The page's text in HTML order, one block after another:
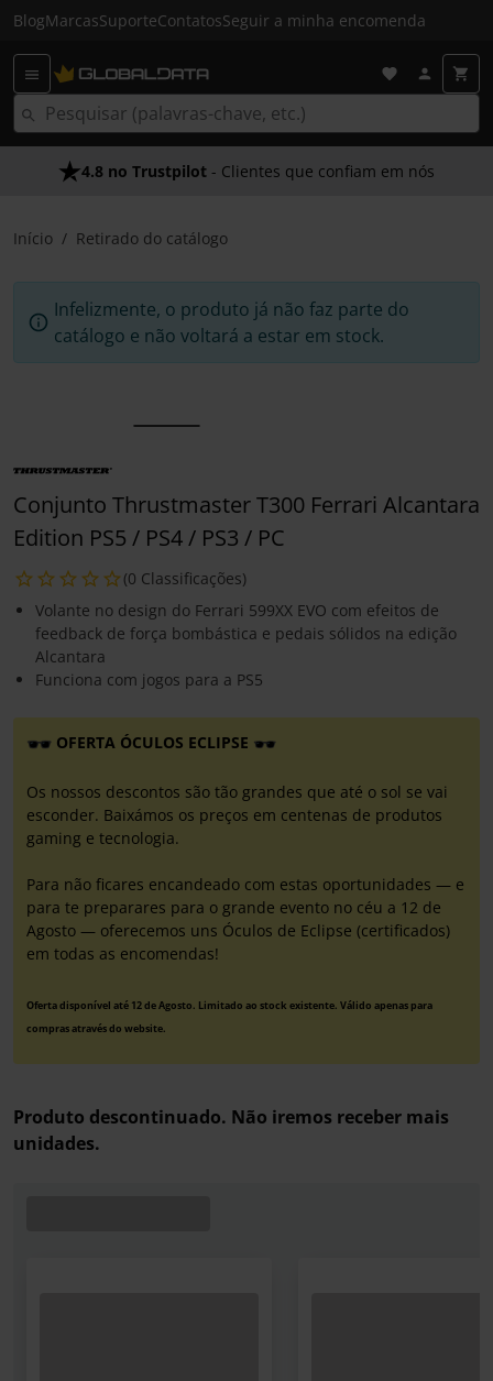
BlogMarcasSuporteContatosSeguir a minha encomenda
4.8 no Trustpilot - Clientes que confiam em nós
Início Retirado do catálogo
Infelizmente, o produto já não faz parte do
catálogo e não voltará a estar em stock.
Conjunto Thrustmaster T300 Ferrari Alcantara
Edition PS5 / PS4 / PS3 / PC
(0 Classificações)
Volante no design do Ferrari 599XX EVO com efeitos de
feedback de força bombástica e pedais sólidos na edição
Alcantara
Funciona com jogos para a PS5
OFERTA ÓCULOS ECLIPSE
Os nossos descontos são tão grandes que até o sol se vai
esconder. Baixámos os preços em centenas de produtos
gaming e tecnologia.
Para não ficares encandeado com estas oportunidades — e
para te preparares para o grande evento no céu a 12 de
Agosto — oferecemos uns Óculos de Eclipse (certificados)
em todas as encomendas!
Oferta disponível até 12 de Agosto. Limitado ao stock existente. Válido apenas para
compras através do website.
Produto descontinuado. Não iremos receber mais
unidades.